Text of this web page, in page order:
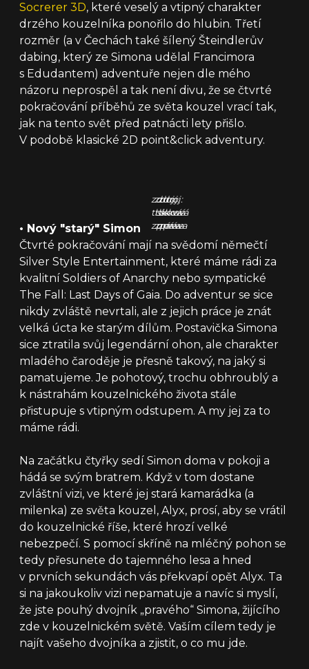
Socrerer 3D, které veselý a vtipný charakter
drzého kouzelníka ponořilo do hlubin. Třetí
rozměr (a v Čechách také šílený Šteindlerův
dabing, který ze Simona udělal Francimora
s Edudantem) adventuře nejen dle mého
názoru neprospěl a tak není divu, že se čtvrté
pokračování příběhů ze světa kouzel vrací tak,
jak na tento svět před patnácti lety přišlo.
V podobě klasické 2D point&click adventury.
zdroj:
tisková
zpráva
zdroj:
tisková
zpráva
zdroj:
tisková
zpráva
• Nový "starý" Simon
Čtvrté pokračování mají na svědomí němečtí
Silver Style Entertainment, které máme rádi za
kvalitní Soldiers of Anarchy nebo sympatické
The Fall: Last Days of Gaia. Do adventur se sice
nikdy zvláště nevrtali, ale z jejich práce je znát
velká úcta ke starým dílům. Postavička Simona
sice ztratila svůj legendární ohon, ale charakter
mladého čaroděje je přesně takový, na jaký si
pamatujeme. Je pohotový, trochu obhroublý a
k nástrahám kouzelnického života stále
přistupuje s vtipným odstupem. A my jej za to
máme rádi.
Na začátku čtyřky sedí Simon doma v pokoji a
hádá se svým bratrem. Když v tom dostane
zvláštní vizi, ve které jej stará kamarádka (a
milenka) ze světa kouzel, Alyx, prosí, aby se vrátil
do kouzelnické říše, které hrozí velké
nebezpečí. S pomocí skříně na mléčný pohon se
tedy přesunete do tajemného lesa a hned
v prvních sekundách vás překvapí opět Alyx. Ta
si na jakoukoliv vizi nepamatuje a navíc si myslí,
že jste pouhý dvojník „pravého“ Simona, žijícího
zde v kouzelnickém světě. Vaším cílem tedy je
najít vašeho dvojníka a zjistit, o co mu jde.